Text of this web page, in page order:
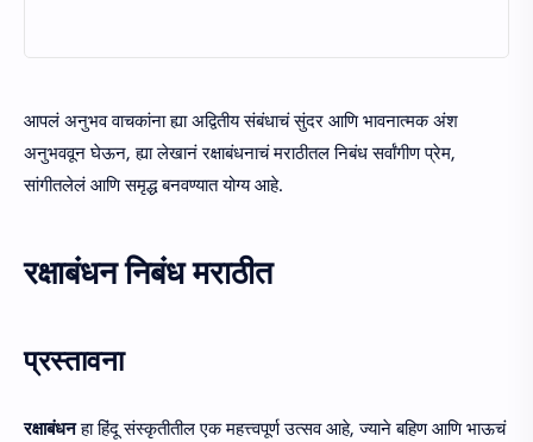
आपलं अनुभव वाचकांना ह्या अद्वितीय संबंधाचं सुंदर आणि भावनात्मक अंश
अनुभववून घेऊन, ह्या लेखानं रक्षाबंधनाचं मराठीतल निबंध सर्वांगीण प्रेम,
सांगीतलेलं आणि समृद्ध बनवण्यात योग्य आहे.
रक्षाबंधन निबंध मराठीत
प्रस्तावना
रक्षाबंधनहा हिंदू संस्कृतीतील एक महत्त्वपूर्ण उत्सव आहे, ज्याने बहिण आणि भाऊचं